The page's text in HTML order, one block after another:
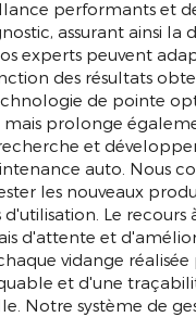
performants et
assurant ainsi
experts peuvent
des résultats
de pointe
prolonge
et
auto. Nous
les nouveaux
d'utilisation. Le
d'attente et
vidange
et d'une
Notre système de